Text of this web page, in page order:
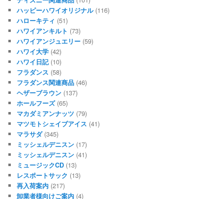
ハッピーハワイオリジナル(116)
ハローキティ (51)
ハワイアンキルト (73)
ハワイアンジュエリー (59)
ハワイ大学 (42)
ハワイ日記(10)
フラダンス (58)
フラダンス関連商品 (46)
ヘザーブラウン (137)
ホールフーズ(65)
マカダミアンナッツ (79)
マツモトシェイブアイス (41)
マラサダ(345)
ミッシェルデニスン (17)
ミッシェルデニスン (41)
ミュージックCD (13)
レスポートサック (13)
再入荷案内 (217)
卸業者様向けご案内 (4)